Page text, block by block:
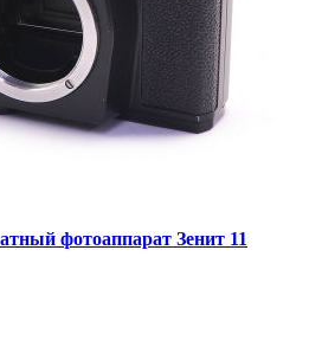
фотоаппарат Зенит 11